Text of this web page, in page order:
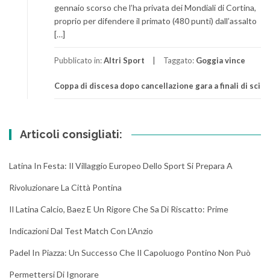
gennaio scorso che l’ha privata dei Mondiali di Cortina,
proprio per difendere il primato (480 punti) dall’assalto
[…]
Pubblicato in:Altri Sport Taggato: Goggia vince
Coppa di discesa dopo cancellazione gara a finali di sci
Articoli consigliati:
Latina In Festa: Il Villaggio Europeo Dello Sport Si Prepara A
Rivoluzionare La Città Pontina
Il Latina Calcio, Baez E Un Rigore Che Sa Di Riscatto: Prime
Indicazioni Dal Test Match Con L’Anzio
Padel In Piazza: Un Successo Che Il Capoluogo Pontino Non Può
Permettersi Di Ignorare